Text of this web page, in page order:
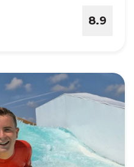
8.9